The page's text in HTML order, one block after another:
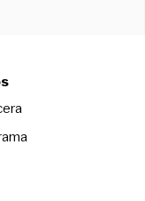
Opens in new